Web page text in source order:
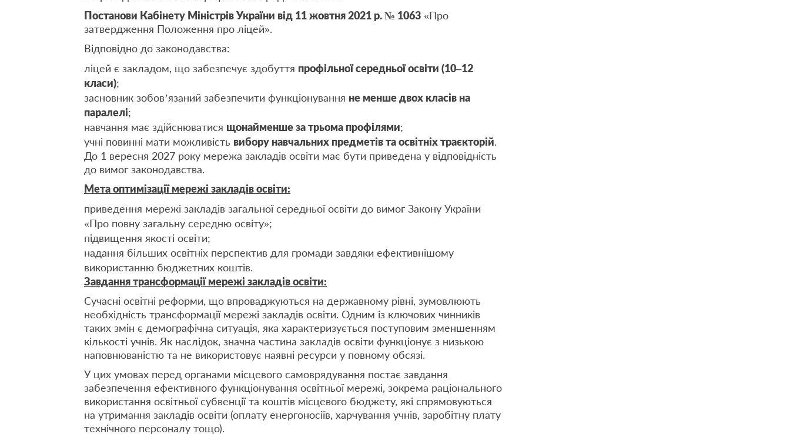
Постанови Кабінету Міністрів України від 11 жовтня 2021 р. № 1063 «Про
затвердження Положення про ліцей».
Відповідно до законодавства:
ліцей є закладом, що забезпечує здобуття профільної середньої освіти (10–12
класи);
засновник зобов’язаний забезпечити функціонування не менше двох класів на
паралелі;
навчання має здійснюватися щонайменше за трьома профілями;
учні повинні мати можливість вибору навчальних предметів та освітніх траєкторій.
До 1 вересня 2027 року мережа закладів освіти має бути приведена у відповідність
до вимог законодавства.
Мета оптимізації мережі закладів освіти:
приведення мережі закладів загальної середньої освіти до вимог Закону України
«Про повну загальну середню освіту»;
підвищення якості освіти;
надання більших освітніх перспектив для громади завдяки ефективнішому
використанню бюджетних коштів.
Завдання трансформації мережі закладів освіти:
Сучасні освітні реформи, що впроваджуються на державному рівні, зумовлюють
необхідність трансформації мережі закладів освіти. Одним із ключових чинників
таких змін є демографічна ситуація, яка характеризується поступовим зменшенням
кількості учнів. Як наслідок, значна частина закладів освіти функціонує з низькою
наповнюваністю та не використовує наявні ресурси у повному обсязі.
У цих умовах перед органами місцевого самоврядування постає завдання
забезпечення ефективного функціонування освітньої мережі, зокрема раціонального
використання освітньої субвенції та коштів місцевого бюджету, які спрямовуються
на утримання закладів освіти (оплату енергоносіїв, харчування учнів, заробітну плату
технічного персоналу тощо).